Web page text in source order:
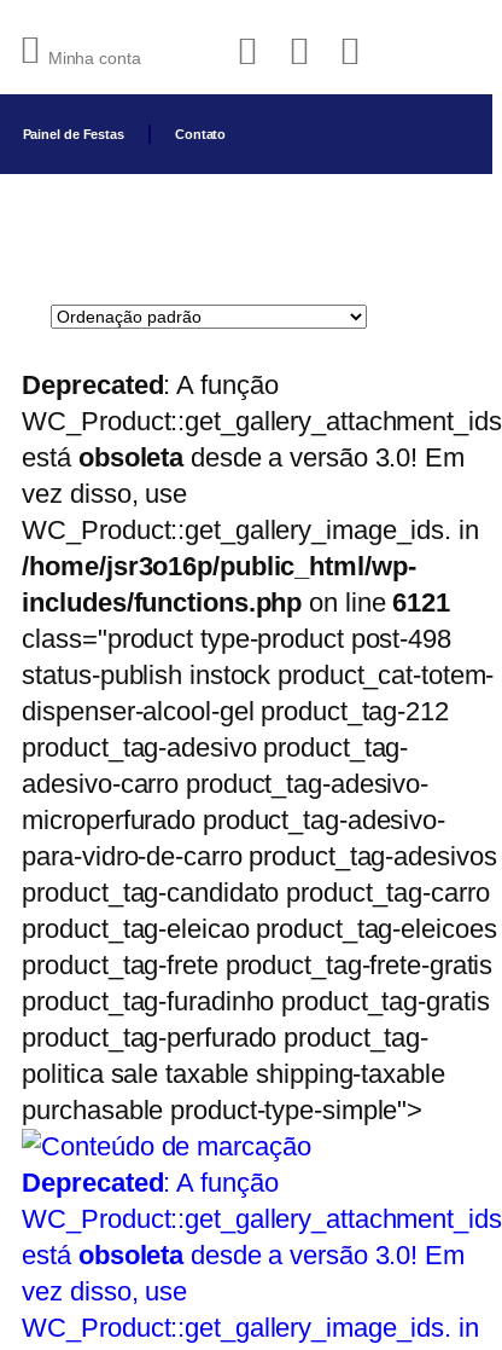
Minha conta
Painel de Festas Contato
Deprecated: A função
WC_Product::get_gallery_attachment_ids
está obsoletadesde a versão 3.0! Em
vez disso, use
WC_Product::get_gallery_image_ids. in
/home/jsr3o16p/public_html/wp-
includes/functions.php on line6121
class="product type-product post-498
status-publish instock product_cat-totem-
dispenser-alcool-gel product_tag-212
product_tag-adesivo product_tag-
adesivo-carro product_tag-adesivo-
microperfurado product_tag-adesivo-
para-vidro-de-carro product_tag-adesivos
product_tag-candidato product_tag-carro
product_tag-eleicao product_tag-eleicoes
product_tag-frete product_tag-frete-gratis
product_tag-furadinho product_tag-gratis
product_tag-perfurado product_tag-
politica sale taxable shipping-taxable
purchasable product-type-simple">
Deprecated: A função
WC_Product::get_gallery_attachment_ids
está obsoletadesde a versão 3.0! Em
vez disso, use
WC_Product::get_gallery_image_ids. in